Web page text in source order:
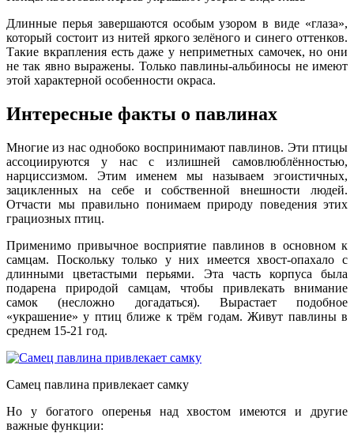
Длинные перья завершаются особым узором в виде «глаза»,
который состоит из нитей яркого зелёного и синего оттенков.
Такие вкрапления есть даже у неприметных самочек, но они
не так явно выражены. Только павлины-альбиносы не имеют
этой характерной особенности окраса.
Интересные факты о павлинах
Многие из нас однобоко воспринимают павлинов. Эти птицы
ассоциируются у нас с излишней самовлюблённостью,
нарциссизмом. Этим именем мы называем эгоистичных,
зацикленных на себе и собственной внешности людей.
Отчасти мы правильно понимаем природу поведения этих
грациозных птиц.
Применимо привычное восприятие павлинов в основном к
самцам. Поскольку только у них имеется хвост-опахало с
длинными цветастыми перьями. Эта часть корпуса была
подарена природой самцам, чтобы привлекать внимание
самок (несложно догадаться). Вырастает подобное
«украшение» у птиц ближе к трём годам. Живут павлины в
среднем 15-21 год.
Самец павлина привлекает самку
Но у богатого оперенья над хвостом имеются и другие
важные функции: